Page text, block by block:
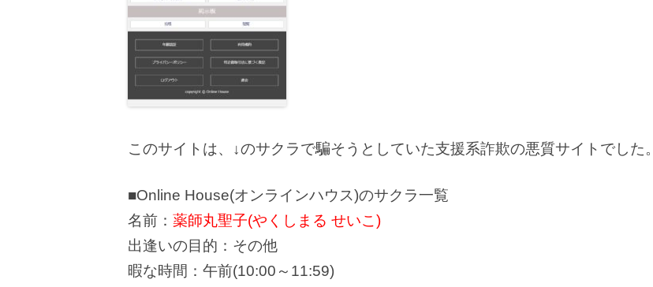
このサイトは、↓のサクラで騙そうとしていた支援系詐欺の悪質サイトでした。
■Online House(オンラインハウス)のサクラ一覧
名前： 薬師丸聖子(やくしまる せいこ)
出逢いの目的：その他
暇な時間：午前(10:00～11:59)